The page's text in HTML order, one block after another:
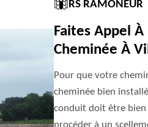
RS RAMONEUR
Faites Appel
Cheminée À
Pour que votre
cheminée bien
conduit doit être bien
procéder à un